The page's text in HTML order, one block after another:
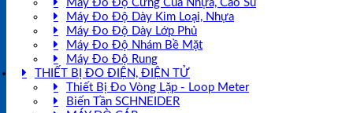
Máy Đo Độ Cứng Của Nhựa, Cao Su
Máy Đo Độ Dày Kim Loại, Nhựa
Máy Đo Độ Dày Lớp Phủ
Máy Đo Độ Nhám Bề Mặt
Máy Đo Độ Rung
THIẾT BỊ ĐO ĐIỆN, ĐIỆN TỬ
Thiết Bị Đo Vòng Lặp - Loop Meter
Biến Tần SCHNEIDER